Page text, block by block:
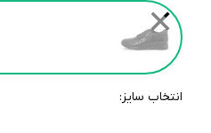
Color
✕
انتخاب سایز: